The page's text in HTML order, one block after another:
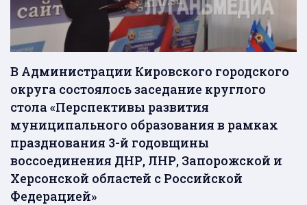
В Администрации Кировского городского
округа состоялось заседание круглого
стола «Перспективы развития
муниципального образования в рамках
празднования 3-й годовщины
воссоединения ДНР, ЛНР, Запорожской и
Херсонской областей с Российской
Федерацией»